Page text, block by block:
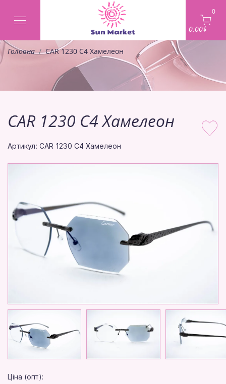
0
0.00$
Головна CAR 1230 C4 Хамелеон
CAR 1230 C4 Хамелеон
Артикул: CAR 1230 C4 Хамелеон
Ціна (опт):